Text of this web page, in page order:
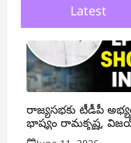
Latest
రాజ్యసభకు టీడీపీ
భాష్యం రామకృష్ణ,